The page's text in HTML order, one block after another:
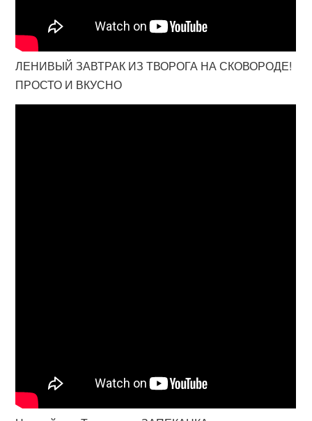
ЛЕНИВЫЙ ЗАВТРАК ИЗ ТВОРОГА НА СКОВОРОДЕ!
ПРОСТО И ВКУСНО